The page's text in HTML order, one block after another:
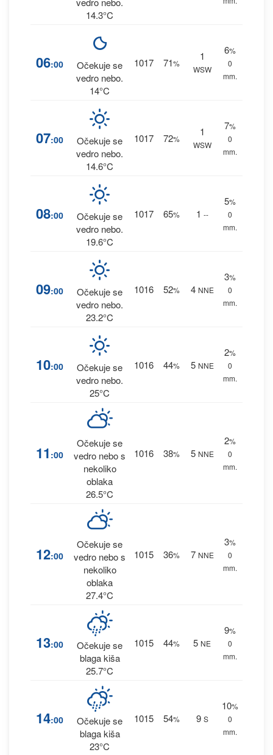
14.3°C
06:00
Očekuje se
vedro nebo.
14°C
1017 71%
1
WSW
6%
0
mm.
07:00
Očekuje se
vedro nebo.
14.6°C
1017 72%
1
WSW
7%
0
mm.
08:00
Očekuje se
vedro nebo.
19.6°C
1017 65% 1 --
5%
0
mm.
09:00
Očekuje se
vedro nebo.
23.2°C
1016 52% 4 NNE
3%
0
mm.
10:00
Očekuje se
vedro nebo.
25°C
1016 44% 5 NNE
2%
0
mm.
11 :00
Očekuje se
vedro nebo s
nekoliko
oblaka
26.5°C
1016 38% 5 NNE
2%
0
mm.
12:00
Očekuje se
vedro nebo s
nekoliko
oblaka
27.4°C
1015 36% 7 NNE
3%
0
mm.
13:00
Očekuje se
blaga kiša
25.7°C
1015 44% 5 NE
9%
0
mm.
14:00
Očekuje se
blaga kiša
23°C
1015 54% 9 S
10%
0
mm.